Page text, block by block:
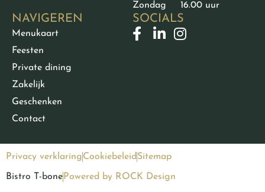
Zondag
16.00 uur
NAVIGEREN
Menukaart
Feesten
Private dining
Zakelijk
Geschenken
Contact
SOCIALS
Bistro T-bone Powered by ROCK Design
Privacy verklaringCookiebeleid Sitemap